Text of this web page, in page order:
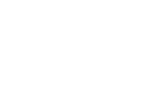
geretourneerd
stond nergens
een goede
handschoenen.